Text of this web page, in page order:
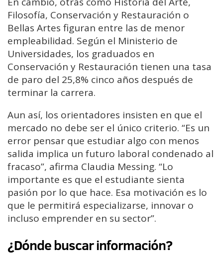
Filosofía, Conservación y Restauración o
Bellas Artes figuran entre las de menor
empleabilidad. Según el Ministerio de
Universidades, los graduados en
Conservación y Restauración tienen una tasa
de paro del 25,8% cinco años después de
terminar la carrera.
Aun así, los orientadores insisten en que el
mercado no debe ser el único criterio. “Es un
error pensar que estudiar algo con menos
salida implica un futuro laboral condenado al
fracaso”, afirma Claudia Messing. “Lo
importante es que el estudiante sienta
pasión por lo que hace. Esa motivación es lo
que le permitirá especializarse, innovar o
incluso emprender en su sector”.
¿Dónde buscar información?